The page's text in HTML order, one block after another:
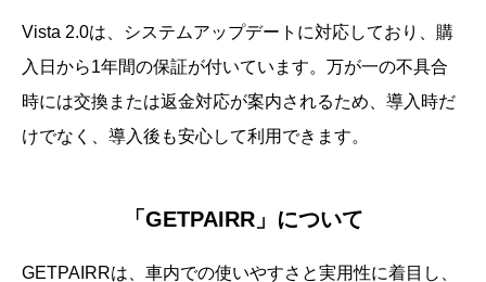
Vista 2.0は、システムアップデートに対応しており、購
入日から1年間の保証が付いています。万が一の不具合
時には交換または返金対応が案内されるため、導入時だ
けでなく、導入後も安心して利用できます。
「GETPAIRR」について
GETPAIRRは、車内での使いやすさと実用性に着目し、